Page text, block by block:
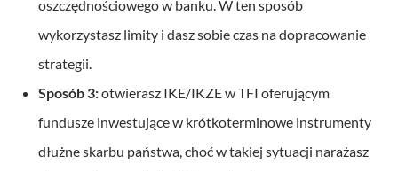
oszczędnościowego w banku. W ten sposób
wykorzystasz limity i dasz sobie czas na dopracowanie
strategii.
Sposób 3:otwierasz IKE/IKZE w TFI oferującym
fundusze inwestujące w krótkoterminowe instrumenty
dłużne skarbu państwa, choć w takiej sytuacji narażasz